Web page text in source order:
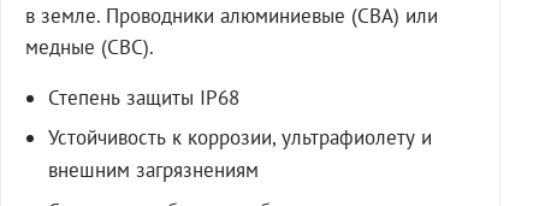
в земле. Проводники алюминиевые (СВА) или
медные (СВС).
Степень защиты IP68
Устойчивость к коррозии, ультрафиолету и
внешним загрязнениям